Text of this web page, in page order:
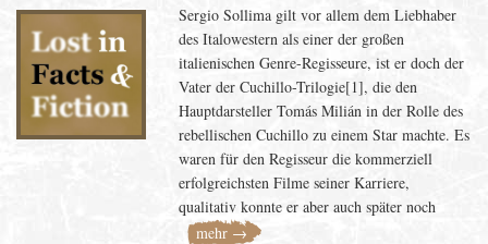
Sergio Sollima gilt vor allem dem Liebhaber
des Italowestern als einer der großen
italienischen Genre-Regisseure, ist er doch der
Vater der Cuchillo-Trilogie[1], die den
Hauptdarsteller Tomás Milián in der Rolle des
rebellischen Cuchillo zu einem Star machte. Es
waren für den Regisseur die kommerziell
erfolgreichsten Filme seiner Karriere,
qualitativ konnte er aber auch später noch
mehr →